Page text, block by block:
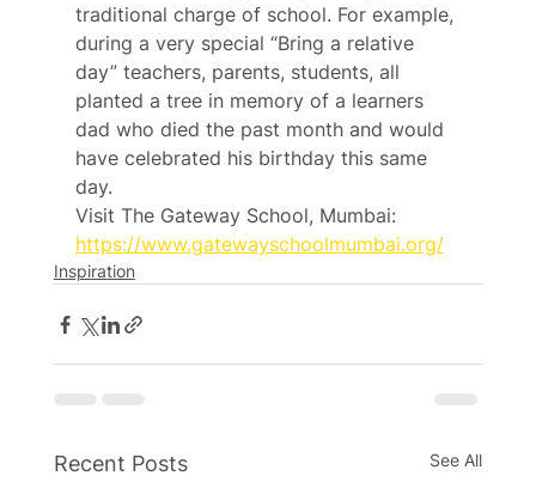
traditional charge of school. For example,
during a very special “Bring a relative
day” teachers, parents, students, all
planted a tree in memory of a learners
dad who died the past month and would
have celebrated his birthday this same
day.
Visit The Gateway School, Mumbai:
https://www.gatewayschoolmumbai.org/
Inspiration
Recent Posts See All